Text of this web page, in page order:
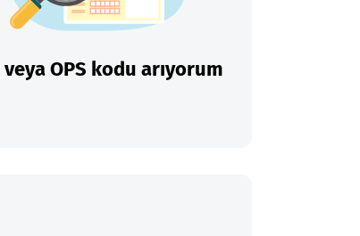
veya OPS kodu arıyorum